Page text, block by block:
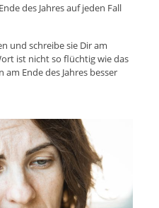
des Jahres auf jeden Fall
und schreibe sie Dir am
ist nicht so flüchtig wie das
am Ende des Jahres besser